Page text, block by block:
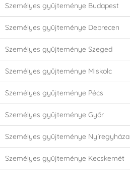
Személyes gyűjteménye Budapest
Személyes gyűjteménye Debrecen
Személyes gyűjteménye Szeged
Személyes gyűjteménye Miskolc
Személyes gyűjteménye Pécs
Személyes gyűjteménye Győr
Személyes gyűjteménye Nyíregyháza
Személyes gyűjteménye Kecskemét